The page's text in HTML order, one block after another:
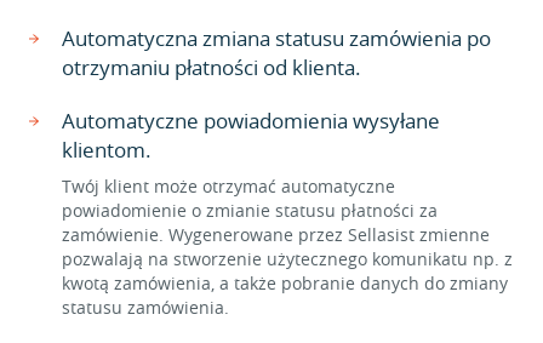
Automatyczna zmiana statusu zamówienia po
otrzymaniu płatności od klienta.
Automatyczne powiadomienia wysyłane
klientom.
Twój klient może otrzymać automatyczne
powiadomienie o zmianie statusu płatności za
zamówienie. Wygenerowane przez Sellasist zmienne
pozwalają na stworzenie użytecznego komunikatu np. z
kwotą zamówienia, a także pobranie danych do zmiany
statusu zamówienia.